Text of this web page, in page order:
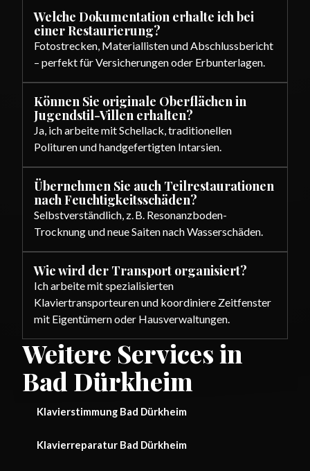
Welche Dokumentation erhalte ich bei
einer Restaurierung?
Fotostrecken, Materiallisten und Abschlussbericht
– perfekt für Versicherungen oder Erbunterlagen.
Können Sie originale Oberflächen in
Jugendstil-Villen erhalten?
Ja, ich arbeite mit Schellack, traditionellen
Polituren und handgefertigten Intarsien.
Übernehmen Sie auch Teilrestaurationen
nach Feuchtigkeitsschäden?
Selbstverständlich, z. B. Resonanzboden-
Trocknung und neue Saiten nach Wasserschäden.
Wie wird der Transport organisiert?
Ich arbeite mit spezialisierten
Klaviertransporteuren und koordiniere Zeitfenster
mit Eigentümern oder Hausverwaltungen.
Weitere Services in
Bad Dürkheim
Klavierstimmung Bad Dürkheim
Klavierreparatur Bad Dürkheim